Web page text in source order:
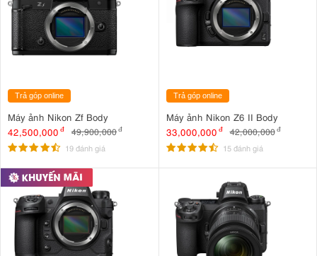
Trả góp online
Máy ảnh Nikon Zf Body
42,500,000 đ 49,900,000đ
19 đánh giá
Trả góp online
Máy ảnh Nikon Z6 II Body
33,000,000 đ 42,000,000 đ
15 đánh giá